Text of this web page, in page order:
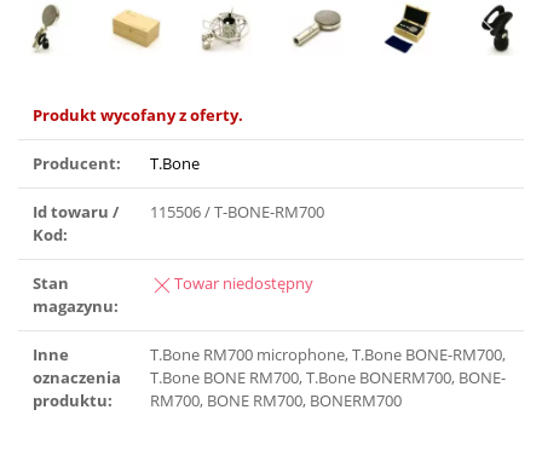
Produkt wycofany z oferty.
Producent: T.Bone
Id towaru /
Kod:
115506 / T-BONE-RM700
Stan
magazynu:
Towar niedostępny
Inne
oznaczenia
produktu:
T.Bone RM700 microphone, T.Bone BONE-RM700,
T.Bone BONE RM700, T.Bone BONERM700, BONE-
RM700, BONE RM700, BONERM700